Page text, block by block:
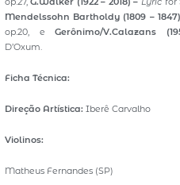
Mendelssohn Bartholdy (1809 –
op.20, eGerônimo/V.Calazans
D’Oxum.
Ficha Técnica:
Direção Artística: Iberê Carvalho
Violinos:
Matheus Fernandes (SP)